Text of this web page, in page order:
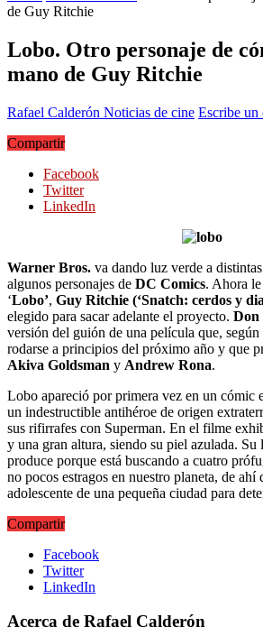
de Guy Ritchie
Lobo. Otro personaje de
mano de Guy Ritchie
Rafael Calderón Noticias de cine Escribe un
Compartir
Facebook
Twitter
LinkedIn
Warner Bros. va dando luz verde a
algunos personajes de DC Comics. Ahora
‘Lobo’, Guy Ritchie (‘Snatch: cerdos y
elegido para sacar adelante el proyecto. Don
versión del guión de una película que, según
rodarse a principios del próximo año y que
Akiva Goldsman y Andrew Rona.
Lobo apareció por primera vez en un cómic
un indestructible antihéroe de origen
sus rifirrafes con Superman. En el filme
y una gran altura, siendo su piel azulada. Su
produce porque está buscando a cuatro
no pocos estragos en nuestro planeta, de ahí
adolescente de una pequeña ciudad para
Compartir
Facebook
Twitter
LinkedIn
Acerca de Rafael Calderón